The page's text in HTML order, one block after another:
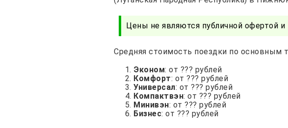
Цены не являются публичной офертой
Средняя стоимость поездки по основным
Эконом: от ??? рублей
Комфорт: от ??? рублей
Универсал: от ??? рублей
Компактвэн: от ??? рублей
Минивэн: от ??? рублей
Бизнес: от ??? рублей